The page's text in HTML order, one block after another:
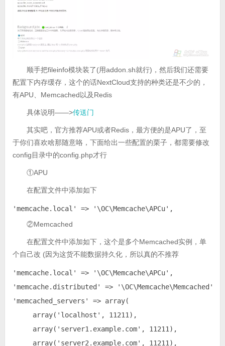
顺手把fileinfo模块装了(用addon.sh就行)，然后我们还需要
配置下内存缓存，这个的话NextCloud支持的种类还是不少的，
有APU、Memcached以及Redis
具体说明——>传送门
其实吧，官方推荐APU或者Redis，最方便的是APU了，至
于你们喜欢啥那随意咯，下面给出一些配置的栗子，都需要修改
config目录中的config.php才行
①APU
在配置文件中添加如下
'memcache.local' => '\OC\Memcache\APCu',
②Memcached
在配置文件中添加如下，这个是多个Memcached实例，单
个自己改 (因为这货不能数据持久化，所以真的不推荐
'memcache.local' => '\OC\Memcache\APCu',
'memcache.distributed' => '\OC\Memcache\Memcached',
'memcached_servers' => array(
     array('localhost', 11211),
     array('server1.example.com', 11211),
     array('server2.example.com', 11211),